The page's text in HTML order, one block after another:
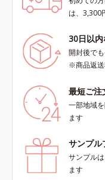
は、3,300
30日以
開封後で
※商品返送
最短ご注
一部地域
ます
サンプル
サンプル
ます